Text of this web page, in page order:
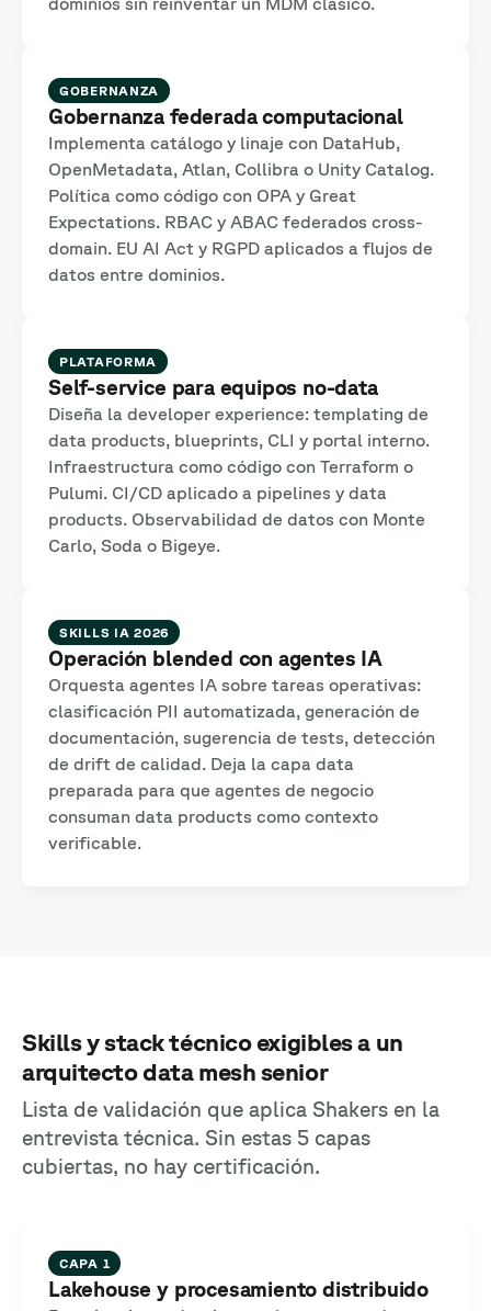
GOBERNANZA
Gobernanza federada computacional
Implementa catálogo y linaje con DataHub,
OpenMetadata, Atlan, Collibra o Unity Catalog.
Política como código con OPA y Great
Expectations. RBAC y ABAC federados cross-
domain. EU AI Act y RGPD aplicados a flujos de
datos entre dominios.
PLATAFORMA
Self-service para equipos no-data
Diseña la developer experience: templating de
data products, blueprints, CLI y portal interno.
Infraestructura como código con Terraform o
Pulumi. CI/CD aplicado a pipelines y data
products. Observabilidad de datos con Monte
Carlo, Soda o Bigeye.
SKILLS IA 2026
Operación blended con agentes IA
Orquesta agentes IA sobre tareas operativas:
clasificación PII automatizada, generación de
documentación, sugerencia de tests, detección
de drift de calidad. Deja la capa data
preparada para que agentes de negocio
consuman data products como contexto
verificable.
Skills y stack técnico exigibles a un
arquitecto data mesh senior
Lista de validación que aplica Shakers en la
entrevista técnica. Sin estas 5 capas
cubiertas, no hay certificación.
CAPA 1
Lakehouse y procesamiento distribuido